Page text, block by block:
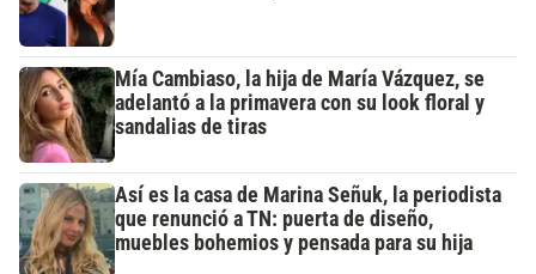
Mía Cambiaso, la hija de María Vázquez, se
adelantó a la primavera con su look floral y
sandalias de tiras
Así es la casa de Marina Señuk, la periodista
que renunció a TN: puerta de diseño,
muebles bohemios y pensada para su hija